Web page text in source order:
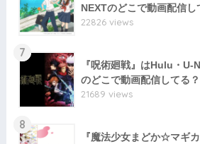
NEXTのどこで動画配信し
22826 views
7
『呪術廻戦』はHulu・U-
のどこで動画配信してる？
21689 views
8
『魔法少女まどか☆マギ